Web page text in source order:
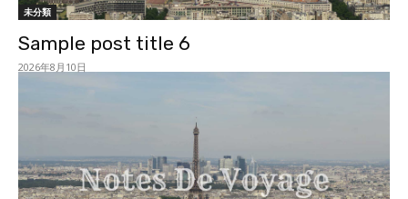
未分類
Sample post title 6
2026年8月10日